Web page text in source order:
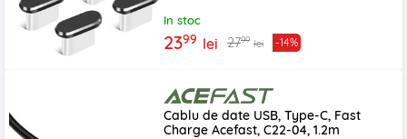
In stoc
2399 lei 2799 lei -14%
Cablu de date USB, Type-C, Fast
Charge Acefast, C22-04, 1.2m